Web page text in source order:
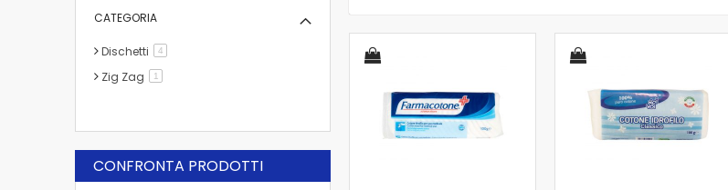
CATEGORIA
Dischetti 4
Zig Zag 1
CONFRONTA PRODOTTI